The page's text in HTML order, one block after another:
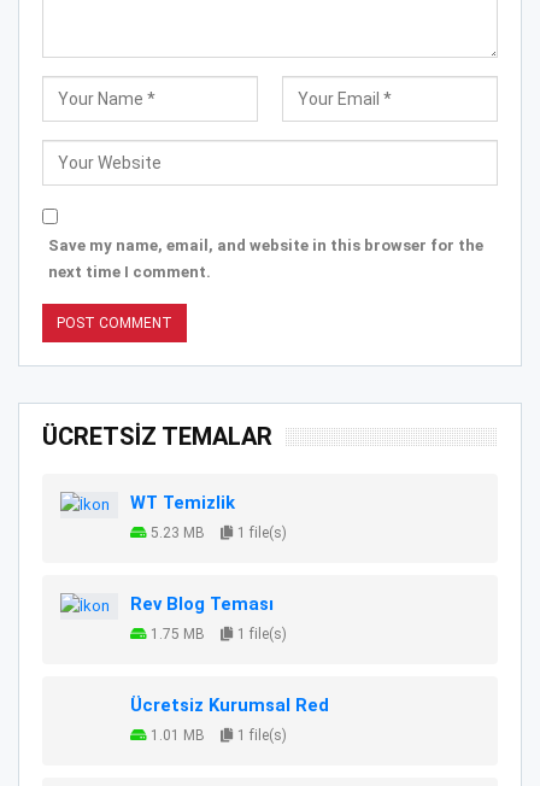
Save my name, email, and website in this browser for the
next time I comment.
ÜCRETSİZ TEMALAR
WT Temizlik
5.23 MB 1 file(s)
Rev Blog Teması
1.75 MB 1 file(s)
Ücretsiz Kurumsal Red
1.01 MB 1 file(s)